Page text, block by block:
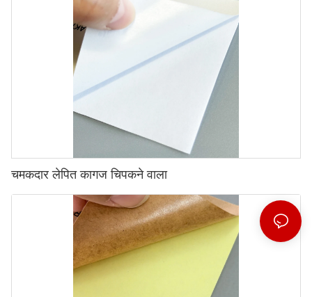
चमकदार लेपित कागज चिपकने वाला